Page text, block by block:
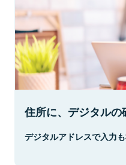
住所に、デジタルの
デジタルアドレスで入力も